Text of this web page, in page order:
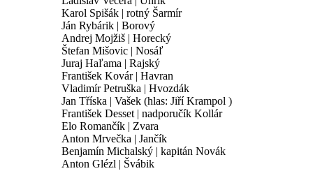
Karol Spišák | rotný Šarmír
Ján Rybárik | Borový
Andrej Mojžiš | Horecký
Štefan Mišovic | Nosáľ
Juraj Haľama | Rajský
František Kovár | Havran
Vladimír Petruška | Hvozdák
Jan Tříska | Vašek (hlas: Jiří Krampol )
František Desset | nadporučík Kollár
Elo Romančík | Zvara
Anton Mrvečka | Jančík
Benjamín Michalský | kapitán Novák
Anton Glézl | Švábik